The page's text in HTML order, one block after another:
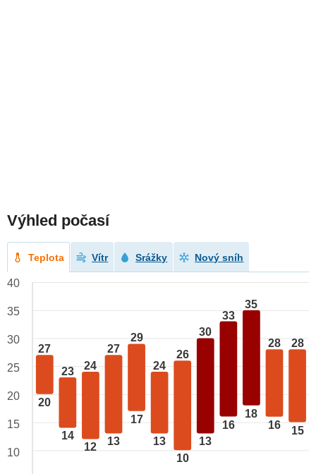
Výhled počasí
Teplota Vítr Srážky Nový sníh
27
20
23
14
24
12
27
13
29
17
24
13
26
10
30
13
33
16
35
18
28
16
28
15
40
35
30
25
20
15
10